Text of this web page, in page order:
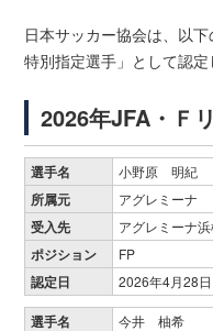
日本サッカー協会は、以下
特別指定選手」として認定
2026年JFA・Ｆ
選手名 小野原 明紀
所属元 アグレミーナ
受入先 アグレミーナ
ポジション FP
認定日 2026年4月28日
選手名 今井 柚希